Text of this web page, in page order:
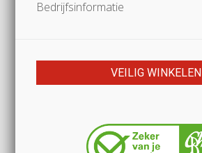
Bedrijfsinformatie
VEILIG WINKELEN